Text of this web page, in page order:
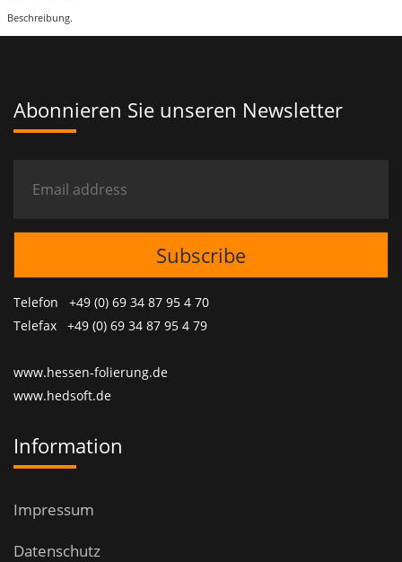
Beschreibung.
Abonnieren Sie unseren Newsletter
Telefon +49 (0) 69 34 87 95 4 70
Telefax +49 (0) 69 34 87 95 4 79
www.hessen-folierung.de
www.hedsoft.de
Information
Impressum
Datenschutz